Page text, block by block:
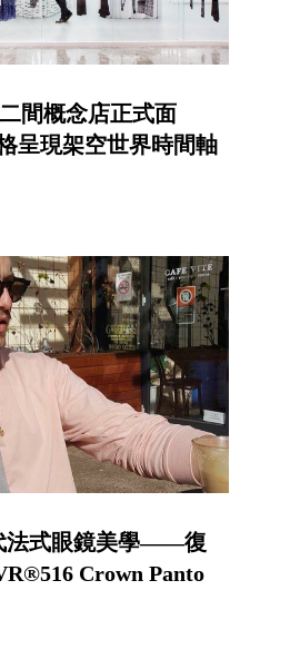
間概念店正式面
呈現架空世界時間軸
法式眼鏡美學——復
Crown Panto